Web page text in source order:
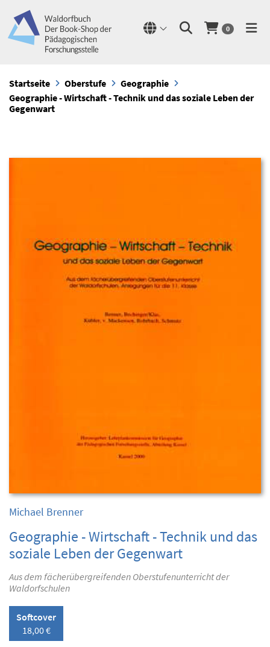
0
Startseite Oberstufe
Geographie
Geographie - Wirtschaft - Technik und das soziale Leben der
Gegenwart
Michael Brenner
Geographie - Wirtschaft - Technik und das
soziale Leben der Gegenwart
Aus dem fächerübergreifenden Oberstufenunterricht der
Waldorfschulen
Softcover
18,00 €